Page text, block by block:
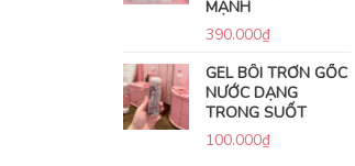
MẠNH
390.000₫
GEL BÔI TRƠN GỐC
NƯỚC DẠNG
TRONG SUỐT
100.000₫